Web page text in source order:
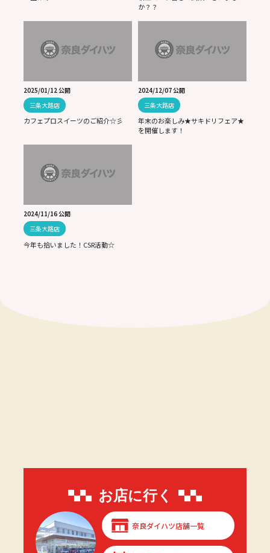
か？？
2025/01/12 公開
三条大路店
カフェプロスイーツのご紹介☆彡
2024/12/07 公開
三条大路店
年末のお楽しみ★サキドリフェア★
を開催します！
2024/11/16 公開
三条大路店
今年も拾いました！CSR活動☆
お店に行く
奈良ダイハツ店舗一覧